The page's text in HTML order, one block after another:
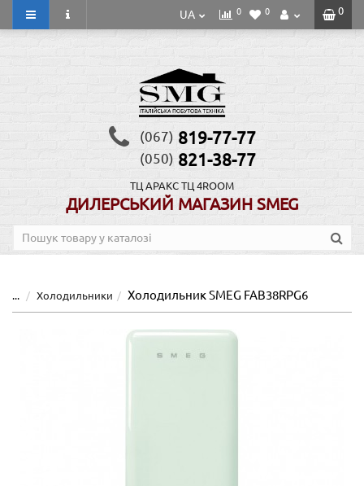
0
UA 0 0
(067) 819-77-77
(050) 821-38-77
ТЦ АРАКС ТЦ 4ROOM
ДИЛЕРСЬКИЙ МАГАЗИН SMEG
... Холодильники Холодильник SMEG FAB38RPG6